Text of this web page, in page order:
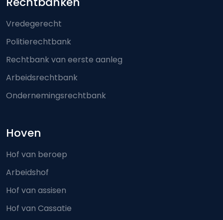
Footer-menu
Vredegerecht
Politierechtbank
Rechtbank van eerste aanleg
Arbeidsrechtbank
Ondernemingsrechtbank
Hoven
Hof van beroep
Arbeidshof
Hof van assisen
Hof van Cassatie